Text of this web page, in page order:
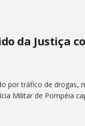
da Justiça
por tráfico de drogas,
Militar de Pompéia